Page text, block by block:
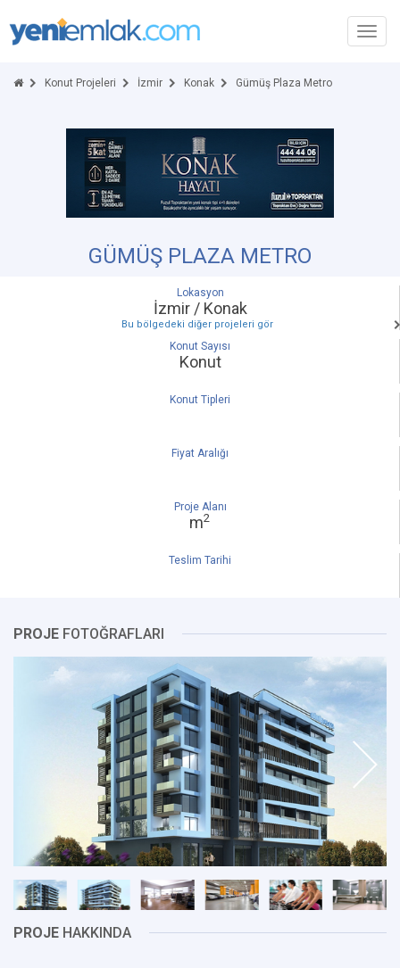
Konut Projeleri İzmir Konak Gümüş Plaza Metro
GÜMÜŞ PLAZA METRO
Lokasyon
İzmir / Konak
Bu bölgedeki diğer projeleri gör
Konut Sayısı
Konut
Konut Tipleri
Fiyat Aralığı
Proje Alanı
m2
Teslim Tarihi
PROJE FOTOĞRAFLARI
PROJE HAKKINDA